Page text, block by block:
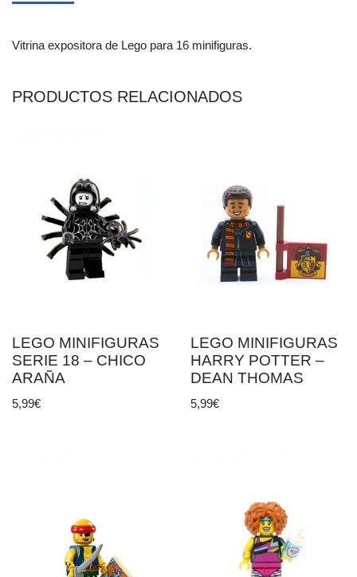
Vitrina expositora de Lego para 16 minifiguras.
PRODUCTOS RELACIONADOS
LEGO MINIFIGURAS
SERIE 18 – CHICO
ARAÑA
5,99€
LEGO MINIFIGURAS
HARRY POTTER –
DEAN THOMAS
5,99€